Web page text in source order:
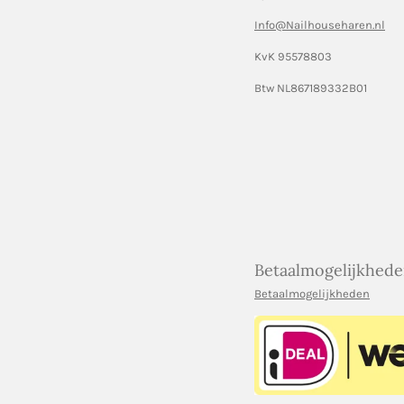
Info@Nailhouseharen.nl
KvK 95578803
Btw NL867189332B01
Betaalmogelijkheden